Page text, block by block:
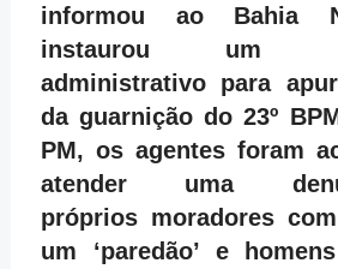
informou ao Bahia
instaurou um
administrativo para
da guarnição do 23º
PM, os agentes foram
atender uma
próprios moradores
um ‘paredão’ e